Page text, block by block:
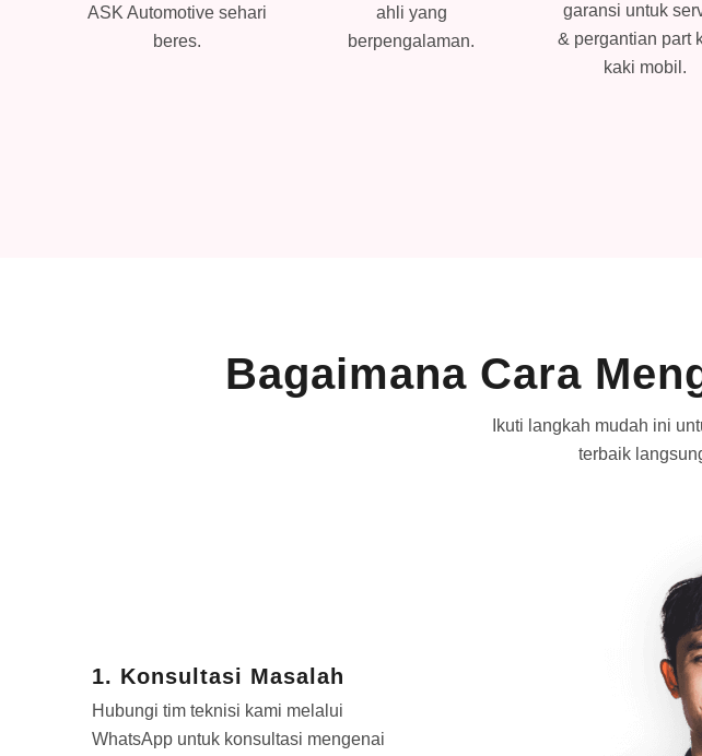
ASK Automotive sehari
beres.
ahli yang
berpengalaman.
garansi untuk
& pergantian part
kaki mobil.
Bagaimana Cara
Ikuti langkah mudah ini
terbaik
1. Konsultasi Masalah
Hubungi tim teknisi kami melalui
WhatsApp untuk konsultasi mengenai